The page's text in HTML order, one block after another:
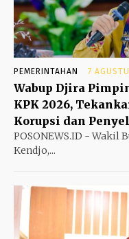
PEMERINTAHAN 7
Wabup Djira
KPK 2026,
Korupsi dan
POSONEWS.ID -
Kendjo,...